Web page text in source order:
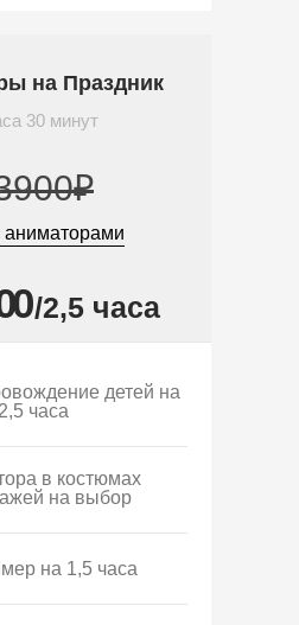
на Праздник
30 минут
аниматорами
/2,5 часа
детей на
2,5 часа
в костюмах
на выбор
на 1,5 часа